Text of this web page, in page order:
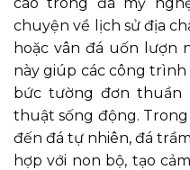
chuyện về lịch sử địa
hoặc vân đá uốn lượn
này giúp các công
bức tường đơn thuần
thuật sống động.
đến đá tự nhiên, đá
hợp với non bộ, tạo